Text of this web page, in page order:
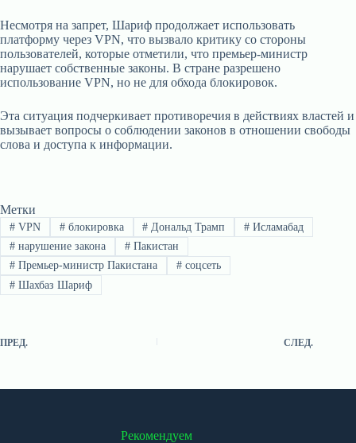
Несмотря на запрет, Шариф продолжает использовать
платформу через VPN, что вызвало критику со стороны
пользователей, которые отметили, что премьер-министр
нарушает собственные законы. В стране разрешено
использование VPN, но не для обхода блокировок.
Эта ситуация подчеркивает противоречия в действиях властей и
вызывает вопросы о соблюдении законов в отношении свободы
слова и доступа к информации.
Метки
#VPN #блокировка # Дональд Трамп # Исламабад
#нарушение закона #Пакистан
#Премьер-министр Пакистана #соцсеть
#Шахбаз Шариф
ПРЕД. СЛЕД.
Рекомендуем